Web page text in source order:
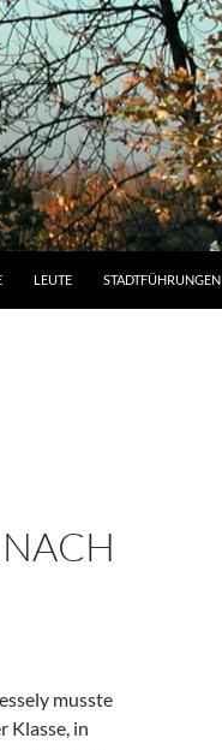
LEUTE STADTFÜHRUNGEN
musste
Klasse, in